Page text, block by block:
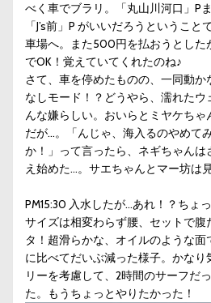
べく車でブラリ。「丸山川河口」P
「J’s前」P がいいだろうということ
車場へ。また500円を払おうとした
でOK！覚えていてくれたのね♪
さて、車を停めたものの、一同動
なしモード！？どうやら、濡れた
んな嫌らしい。おいらとミヤケち
だが…。「んじゃ、海入るのやめて
か！」って言ったら、ネギちゃん
え始めた…。サエちゃんとマー坊は
PM15:30 入水したが…あれ！？ちょ
サイズは相変わらず腰、セットで
タ！超滑らかな、オイルのような
に比べてだいぶ減った様子。かなり
リーを考慮して、2時間のサーフだ
た。もうちょっとやりたかった！